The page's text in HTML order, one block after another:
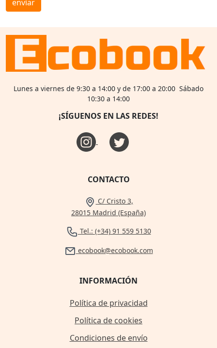
enviar
Lunes a viernes de 9:30 a 14:00 y de 17:00 a 20:00 Sábado
10:30 a 14:00
¡SÍGUENOS EN LAS REDES!
CONTACTO
C/ Cristo 3,
28015 Madrid (España)
Tel.: (+34) 91 559 5130
ecobook@ecobook.com
INFORMACIÓN
Política de privacidad
Política de cookies
Condiciones de envío